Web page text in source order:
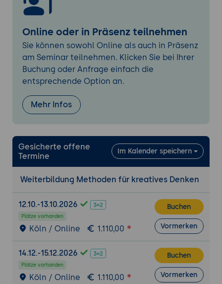
Online oder in Präsenz teilnehmen
Sie können sowohl Online als auch in Präsenz
am Seminar teilnehmen. Klicken Sie bei Ihrer
Buchung oder Anfrage einfach die
entsprechende Option an.
Mehr Infos
Gesicherte offene
Termine
Im Kalender speichern
Weiterbildung Methoden für kreatives Denken
12.10.-13.10.2026
Plätze vorhanden
Köln / Online 1.110,00
Buchen
Vormerken
14.12.-15.12.2026
Plätze vorhanden
Köln / Online 1.110,00
Buchen
Vormerken